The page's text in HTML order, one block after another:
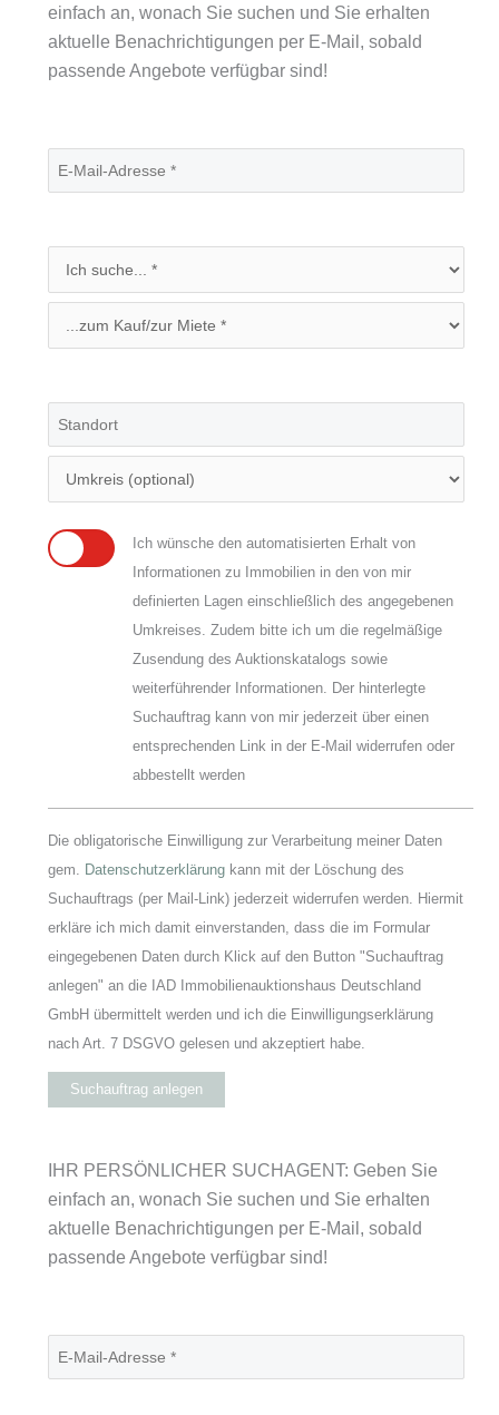
einfach an, wonach Sie suchen und Sie erhalten
aktuelle Benachrichtigungen per E-Mail, sobald
passende Angebote verfügbar sind!
Ich wünsche den automatisierten Erhalt von
Informationen zu Immobilien in den von mir
definierten Lagen einschließlich des angegebenen
Umkreises. Zudem bitte ich um die regelmäßige
Zusendung des Auktionskatalogs sowie
weiterführender Informationen. Der hinterlegte
Suchauftrag kann von mir jederzeit über einen
entsprechenden Link in der E-Mail widerrufen oder
abbestellt werden
Die obligatorische Einwilligung zur Verarbeitung meiner Daten
gem. Datenschutzerklärung kann mit der Löschung des
Suchauftrags (per Mail-Link) jederzeit widerrufen werden. Hiermit
erkläre ich mich damit einverstanden, dass die im Formular
eingegebenen Daten durch Klick auf den Button "Suchauftrag
anlegen" an die IAD Immobilienauktionshaus Deutschland
GmbH übermittelt werden und ich die Einwilligungserklärung
nach Art. 7 DSGVO gelesen und akzeptiert habe.
Suchauftrag anlegen
IHR PERSÖNLICHER SUCHAGENT: Geben Sie
einfach an, wonach Sie suchen und Sie erhalten
aktuelle Benachrichtigungen per E-Mail, sobald
passende Angebote verfügbar sind!